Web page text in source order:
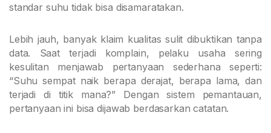
standar suhu tidak bisa disamaratakan.
Lebih jauh, banyak klaim kualitas sulit dibuktikan tanpa
data. Saat terjadi komplain, pelaku usaha sering
kesulitan menjawab pertanyaan sederhana seperti:
“Suhu sempat naik berapa derajat, berapa lama, dan
terjadi di titik mana?” Dengan sistem pemantauan,
pertanyaan ini bisa dijawab berdasarkan catatan.